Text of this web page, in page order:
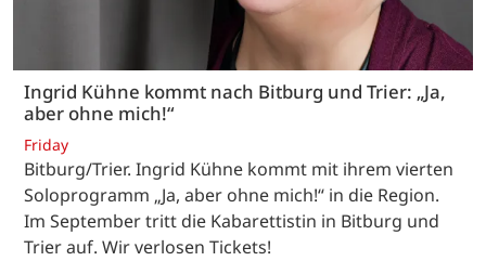
Ingrid Kühne kommt nach Bitburg und Trier: „Ja,
aber ohne mich!“
Friday
Bitburg/Trier. Ingrid Kühne kommt mit ihrem vierten
Soloprogramm „Ja, aber ohne mich!“ in die Region.
Im September tritt die Kabarettistin in Bitburg und
Trier auf. Wir verlosen Tickets!